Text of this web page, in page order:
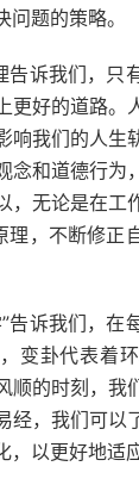
题的策略。
告诉我们，只
更好的道路。
响我们的人生
念和道德行为
，无论是在工
理，不断修正
告诉我们，在
变卦代表着
顺的时刻，我
经，我们可以
以更好地适